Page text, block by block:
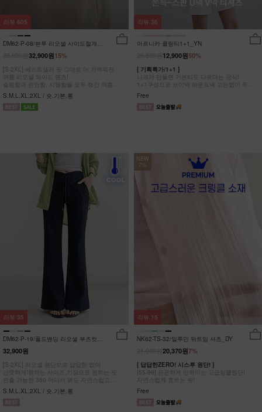
DM62-P-08/븐투 리오셀 사이드절개팬
15%
32,900원
[S-2XL] 베스트셀러 핏 그대로 더 가벼워진
여름 리오셀 와이드 팬츠!
슬림함과 편안함, 시원함을 모두 챙긴 여름
완전정복 팬츠
S,M,L,XL,2XL / 숏,기본,롱
리뷰 605
아르니카 쿨링티1+1_YN
50%
12,900원
[ 기획특가/1+1 ]
나크가 만들면 기본티도 다르다는 공식!
1+1구성으로 브이넥 라운드넥 고민없이 두장
다 챙겨가세요
Free
리뷰 36
DM62-P-19/폴드밴딩 리오셀 부츠컷팬
츠_HR
32,900원
[S-2XL] 리오셀 원단으로 답답한 없이
산뜻하게!원하는 사이즈,기장으로 원하는 핏
연출 가능한 360 어디서 봐도 자연스럽고
균형잡힌 부츠컷 팬츠
S,M,L,XL,2XL / 숏,기본,롱
리뷰 35
NEW
7%
NK62-TS-32/일루민 뒤트임 셔츠_DY
7%
20,370원
[ 답답한ZERO! 시스루 원단! ]
[55-99] 은은하게 반짝이는 고급링클원단!
자연스럽게 흐르는 핏!
Free
리뷰 15